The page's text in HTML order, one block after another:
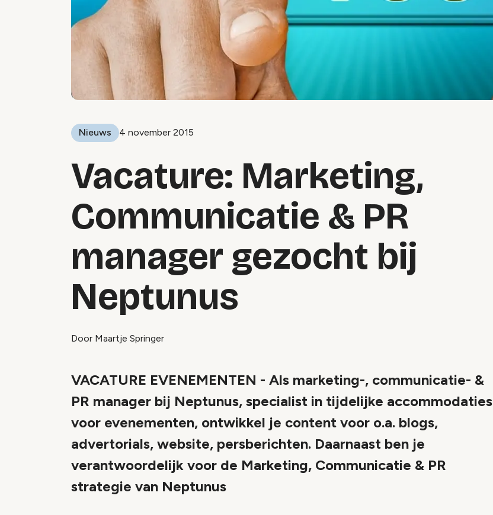
Nieuws 4 november 2015
Vacature: Marketing,
Communicatie & PR
manager gezocht bij
Neptunus
Door Maartje Springer
VACATURE EVENEMENTEN - Als marketing-, communicatie- &
PR manager bij Neptunus, specialist in tijdelijke accommodaties
voor evenementen, ontwikkel je content voor o.a. blogs,
advertorials, website, persberichten. Daarnaast ben je
verantwoordelijk voor de Marketing, Communicatie & PR
strategie van Neptunus